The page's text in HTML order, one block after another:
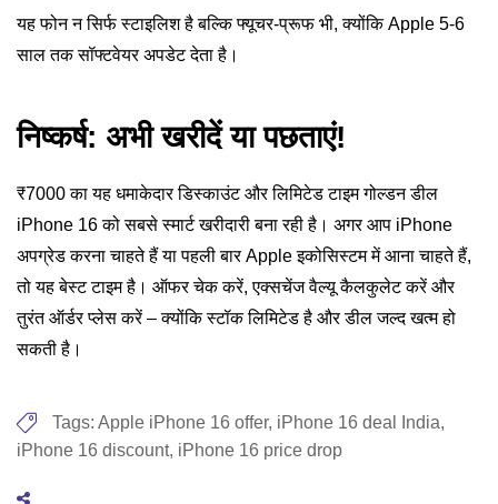
यह फोन न सिर्फ स्टाइलिश है बल्कि फ्यूचर-प्रूफ भी, क्योंकि Apple 5-6
साल तक सॉफ्टवेयर अपडेट देता है।
निष्कर्ष: अभी खरीदें या पछताएं!
₹7000 का यह धमाकेदार डिस्काउंट और लिमिटेड टाइम गोल्डन डील
iPhone 16 को सबसे स्मार्ट खरीदारी बना रही है। अगर आप iPhone
अपग्रेड करना चाहते हैं या पहली बार Apple इकोसिस्टम में आना चाहते हैं,
तो यह बेस्ट टाइम है। ऑफर चेक करें, एक्सचेंज वैल्यू कैलकुलेट करें और
तुरंत ऑर्डर प्लेस करें – क्योंकि स्टॉक लिमिटेड है और डील जल्द खत्म हो
सकती है।
Tags: Apple iPhone 16 offer, iPhone 16 deal India,
iPhone 16 discount, iPhone 16 price drop